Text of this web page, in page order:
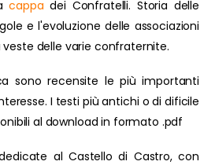
cappa dei Confratelli. Storia delle
e l'evoluzione delle associazioni
veste delle varie confraternite.
sono recensite le più importanti
I testi più antichi o di dificile
al download in formato .pdf
al Castello di Castro, con